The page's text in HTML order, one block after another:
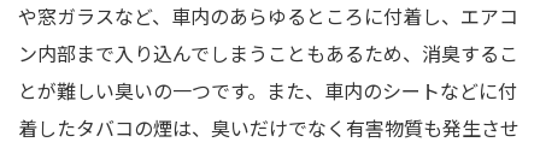
や窓ガラスなど、車内のあらゆるところに付着し、エアコ
ン内部まで入り込んでしまうこともあるため、消臭するこ
とが難しい臭いの一つです。また、車内のシートなどに付
着したタバコの煙は、臭いだけでなく有害物質も発生させ